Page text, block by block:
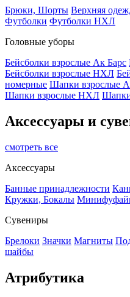
Брюки, Шорты Верхняя
Футболки Футболки НХЛ
Головные уборы
Бейсболки взрослые Ак Барс
Бейсболки взрослые НХЛ
номерные Шапки взрослые
Шапки взрослые НХЛ
Аксессуары и
смотреть все
Аксессуары
Банные принадлежности
Кружки, Бокалы
Сувениры
Брелоки Значки Магниты
шайбы
Атрибутика